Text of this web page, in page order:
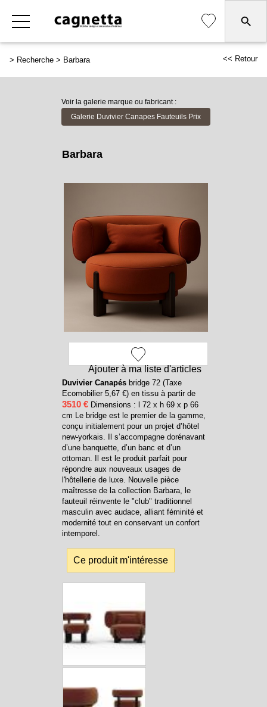
> Recherche > Barbara << Retour
Voir la galerie marque ou fabricant :
Galerie Duvivier Canapes Fauteuils Prix
Ajouter à ma liste d'articles
Barbara
Duvivier Canapésbridge 72 (Taxe
Ecomobilier 5,67 €) en tissu à partir de
3510 €Dimensions : l 72 x h 69 x p 66
cm Le bridge est le premier de la gamme,
conçu initialement pour un projet d’hôtel
new-yorkais. Il s’accompagne dorénavant
d’une banquette, d’un banc et d’un
ottoman. Il est le produit parfait pour
répondre aux nouveaux usages de
l'hôtellerie de luxe. Nouvelle pièce
maîtresse de la collection Barbara, le
fauteuil réinvente le "club" traditionnel
masculin avec audace, alliant féminité et
modernité tout en conservant un confort
intemporel.
Ce produit m'intéresse